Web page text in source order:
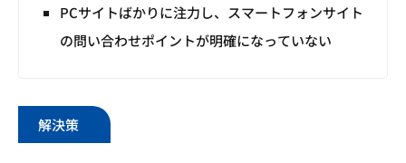
PCサイトばかりに注力し、スマートフォンサイト
の問い合わせポイントが明確になっていない
解決策